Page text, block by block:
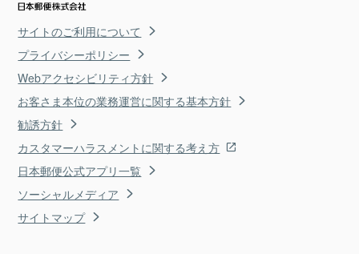
サイトのご利用について
プライバシーポリシー
Webアクセシビリティ方針
お客さま本位の業務運営に関する基本方針
勧誘方針
カスタマーハラスメントに関する考え方
日本郵便公式アプリ一覧
ソーシャルメディア
サイトマップ